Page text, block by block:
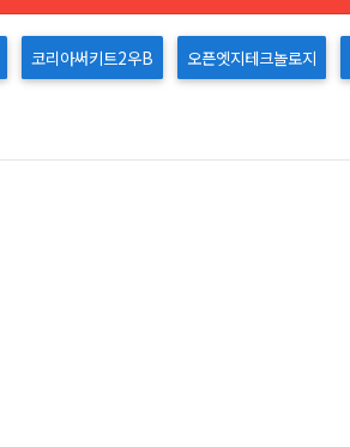
코리아써키트2우B 오픈엣지테크놀로지